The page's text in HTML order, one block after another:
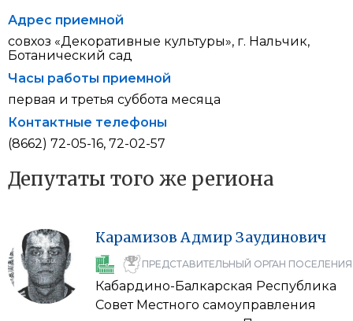
Адрес приемной
совхоз «Декоративные культуры», г. Нальчик,
Ботанический сад
Часы работы приемной
первая и третья суббота месяца
Контактные телефоны
(8662) 72-05-16, 72-02-57
Депутаты того же региона
Карамизов Адмир Заудинович
ПРЕДСТАВИТЕЛЬНЫЙ ОРГАН ПОСЕЛЕНИЯ
Кабардино-Балкарская Республика
Совет Местного самоуправления